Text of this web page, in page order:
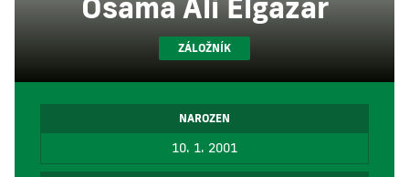
ZÁLOŽNÍK
NAROZEN
10. 1. 2001